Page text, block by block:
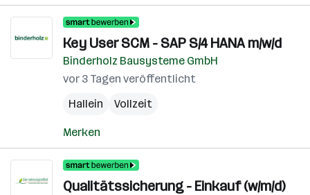
Key User SCM - SAP S/4 HANA m/w/d
Binderholz Bausysteme GmbH
vor 3 Tagen veröffentlicht
Hallein
Vollzeit
Merken
Qualitätssicherung - Einkauf (w/m/d)